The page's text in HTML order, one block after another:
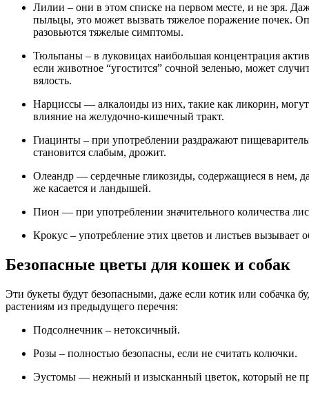
Лилии – они в этом списке на первом месте, и не зря. Даже если кот не будет жевать листья, а просто коснется
пыльцы, это может вызвать тяжелое поражение почек.
разовьются тяжелые симптомы.
Тюльпаны – в луковицах наибольшая концентрация активных веществ, но в листьях они тоже есть. Поэтому,
если животное “угостится” сочной зеленью, может
вялость.
Нарциссы — алкалоиды из них, такие как ликорин, могут нарушать сердечный ритм и оказывают негативное
влияние на желудочно-кишечный тракт.
Гиацинты – при употреблении раздражают пищеварительную систему и вызывают боль в животе. Животное
становится слабым, дрожит.
Олеандр — сердечные гликозиды, содержащиеся в нем, даже в минимальных дозах влияют на работу сердца. То
же касается и ландышей.
Пион — при употреблении значительного количества
Крокус – употребление этих цветов и листьев
Безопасные цветы для кошек и собак
Эти букеты будут безопасными, даже если котик или собачка
растениям из предыдущего перечня:
Подсолнечник – нетоксичный.
Розы – полностью безопасны, если не считать колючки.
Эустомы — нежный и изысканный цветок, который не